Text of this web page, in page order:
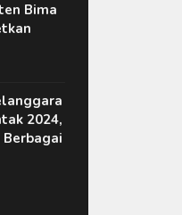
Bima
2024,
Berbagai